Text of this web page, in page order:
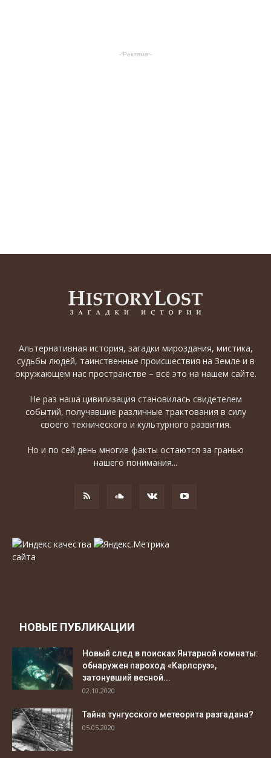
- Реклама -
Альтернативная история, загадки мироздания, мистика,
судьбы людей, таинственные происшествия на Земле и в
окружающем нас пространстве – всё это на нашем сайте.
Не раз наша цивилизация становилась свидетелем
событий, получавшие различные трактования в силу
своего технического и культурного развития.
Но и по сей день многие факты остаются за гранью
нашего понимания...
НОВЫЕ ПУБЛИКАЦИИ
Новый след в поисках Янтарной комнаты:
обнаружен пароход «Карлсруэ»,
затонувший весной...
02.10.2020
Тайна тунгусского метеорита разгадана?
05.05.2020